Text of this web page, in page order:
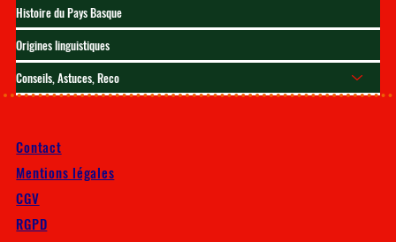
Histoire du Pays Basque
Origines linguistiques
Conseils, Astuces, Reco
Contact
Mentions légales
CGV
RGPD